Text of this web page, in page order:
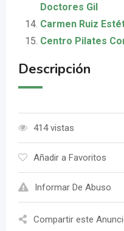
Doctores Gil
Carmen Ruiz
Centro Pilates
Descripción
414 vistas
Añadir a Favoritos
Informar De Abuso
Compartir este